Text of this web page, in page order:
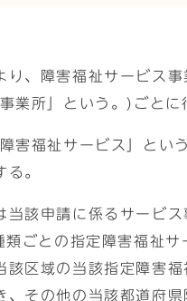
、障害福祉サービス事
業所」という。)ごとに
害福祉サービス」とい
。
該申請に係るサービ
ごとの指定障害福祉サ
区域の当該指定障害
その他の当該都道府